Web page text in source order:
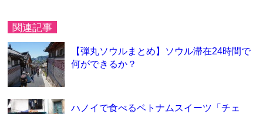
関連記事
【弾丸ソウルまとめ】ソウル滞在24時間で
何ができるか？
ハノイで食べるベトナムスイーツ「チェ